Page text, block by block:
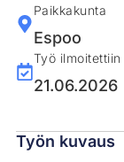
Paikkakunta
Espoo
Työ ilmoitettiin
21.06.2026
Työn kuvaus